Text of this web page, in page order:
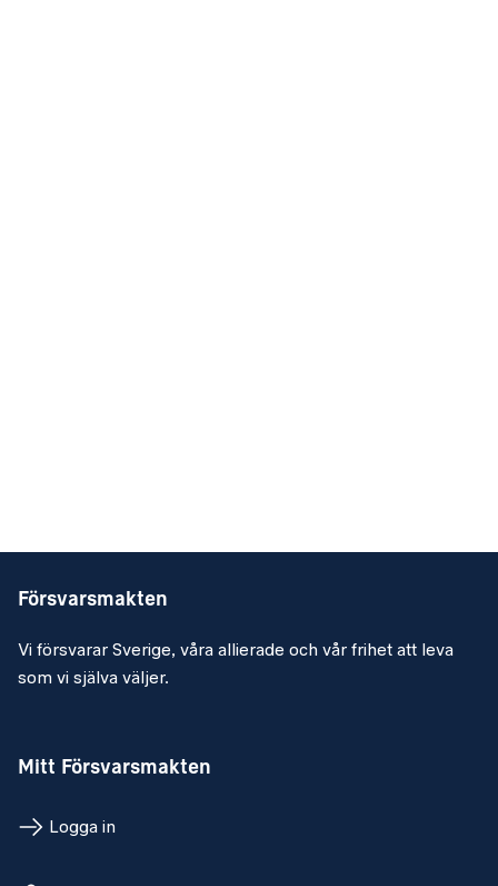
Försvarsmakten
Vi försvarar Sverige, våra allierade och vår frihet att leva
som vi själva väljer.
Mitt Försvarsmakten
Logga in